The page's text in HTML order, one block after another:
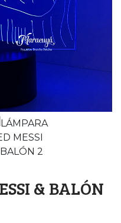
& BALÓN